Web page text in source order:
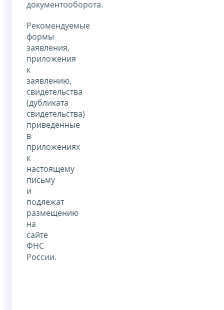
документооборота.
Рекомендуемые
формы
заявления,
приложения
к
заявлению,
свидетельства
(дубликата
свидетельства)
приведенные
в
приложениях
к
настоящему
письму
и
подлежат
размещению
на
сайте
ФНС
России.